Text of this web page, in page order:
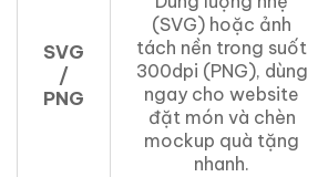
SVG
/
PNG
(SVG) hoặc ảnh
tách nền trong suốt
300dpi (PNG), dùng
ngay cho website
đặt món và chèn
mockup quà tặng
nhanh.